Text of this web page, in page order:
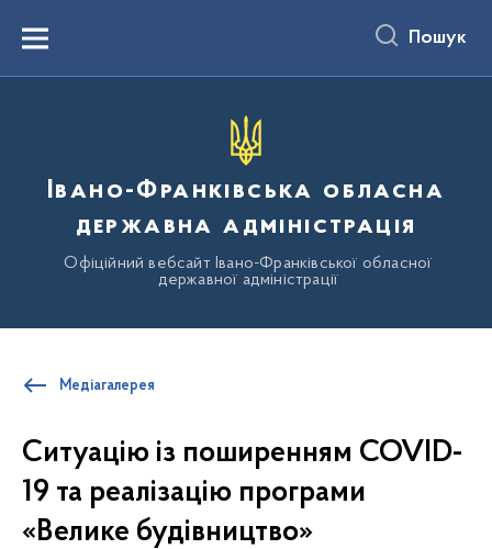
вмістуMenu Пошук
Івано-Франківська обласна
державна адміністрація
Офіційний вебсайт Івано-Франківської обласної
державної адміністрації
Медіагалерея
Ситуацію із поширенням COVID-
19 та реалізацію програми
«Велике будівництво»